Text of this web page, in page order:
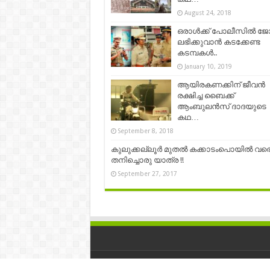
August 24, 2018
ഒരാൾക്ക് പോലീസിൽ
ലഭിക്കുവാൻ കടക്കേണ്ട
കടമ്പകൾ..
January 10, 2019
ആയിരകണക്കിന് ജീവന്‍
രക്ഷിച്ച ബൈക്ക്
ആംബുലൻസ് ദാദയുടെ
കഥ…
September 8, 2018
കുലുക്കല്ലൂർ മുതൽ കക്കാടംപൊയിൽ
തനിച്ചൊരു യാത്ര !!
September 27, 2017